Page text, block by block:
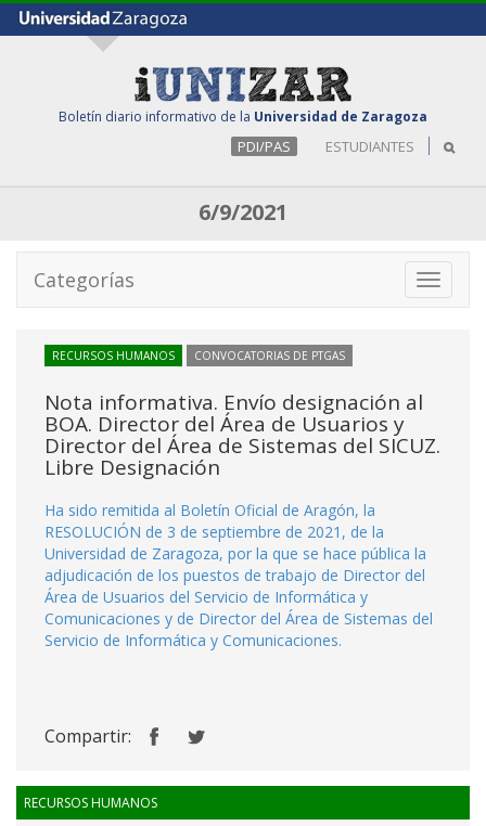
Boletín diario informativo de la Universidad de Zaragoza
PDI/PAS ESTUDIANTES
6/9/2021
Toggle
Categorías
RECURSOS HUMANOS CONVOCATORIAS DE PTGAS
Nota informativa. Envío designación al
BOA. Director del Área de Usuarios y
Director del Área de Sistemas del SICUZ.
Libre Designación
Ha sido remitida al Boletín Oficial de Aragón, la
RESOLUCIÓN de 3 de septiembre de 2021, de la
Universidad de Zaragoza, por la que se hace pública la
adjudicación de los puestos de trabajo de Director del
Área de Usuarios del Servicio de Informática y
Comunicaciones y de Director del Área de Sistemas del
Servicio de Informática y Comunicaciones.
Compartir:
RECURSOS HUMANOS